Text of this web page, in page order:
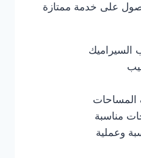
على خدمة ممتازة
السيراميك
المساحات
مناسبة
وعملية